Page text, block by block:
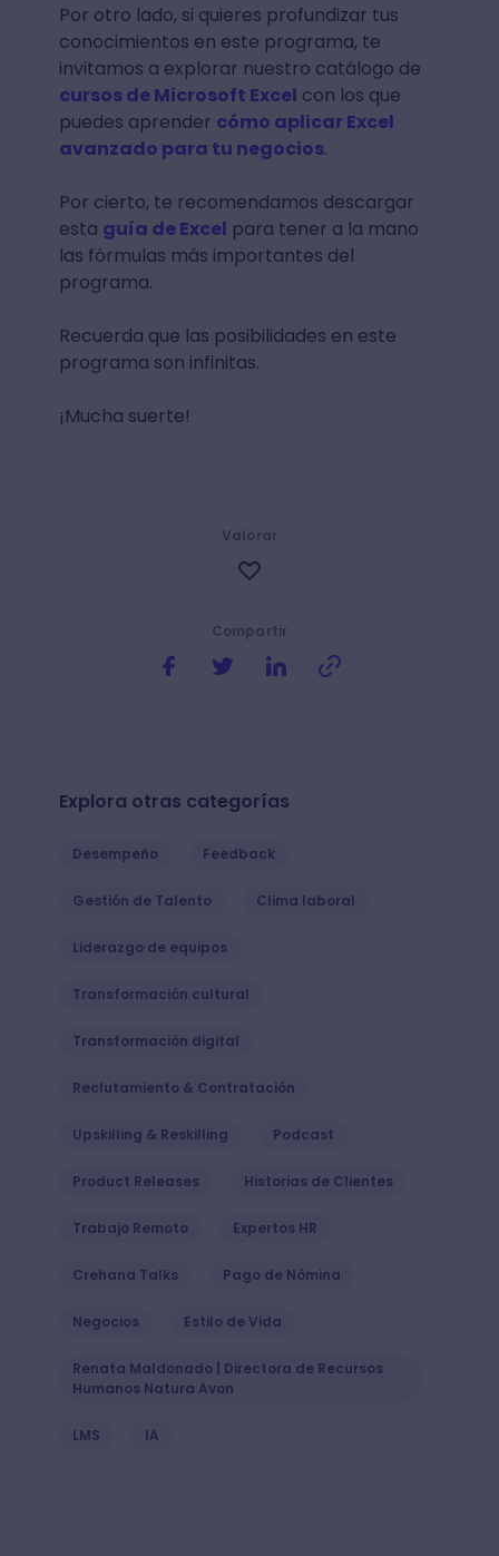
Por otro lado, si quieres profundizar tus
conocimientos en este programa, te
invitamos a explorar nuestro catálogo de
cursos de Microsoft Excel con los que
puedes aprender cómo aplicar Excel
avanzado para tu negocios.
Por cierto, te recomendamos descargar
esta guía de Excel para tener a la mano
las fórmulas más importantes del
programa.
Recuerda que las posibilidades en este
programa son infinitas.
¡Mucha suerte!
Compartir
Valorar
Explora otras categorías
Desempeño Feedback
Gestión de Talento Clima laboral
Liderazgo de equipos
Transformación cultural
Transformación digital
Reclutamiento & Contratación
Upskilling & Reskilling Podcast
Product Releases Historias de Clientes
Trabajo Remoto Expertos HR
Crehana Talks Pago de Nómina
Negocios Estilo de Vida
Renata Maldonado | Directora de Recursos
Humanos Natura Avon
LMS IA